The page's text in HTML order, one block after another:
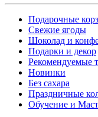
Подарочные
Свежие ягоды
Шоколад и
Подарки и декор
Рекомендуемые
Новинки
Без сахара
Праздничные
Обучение и